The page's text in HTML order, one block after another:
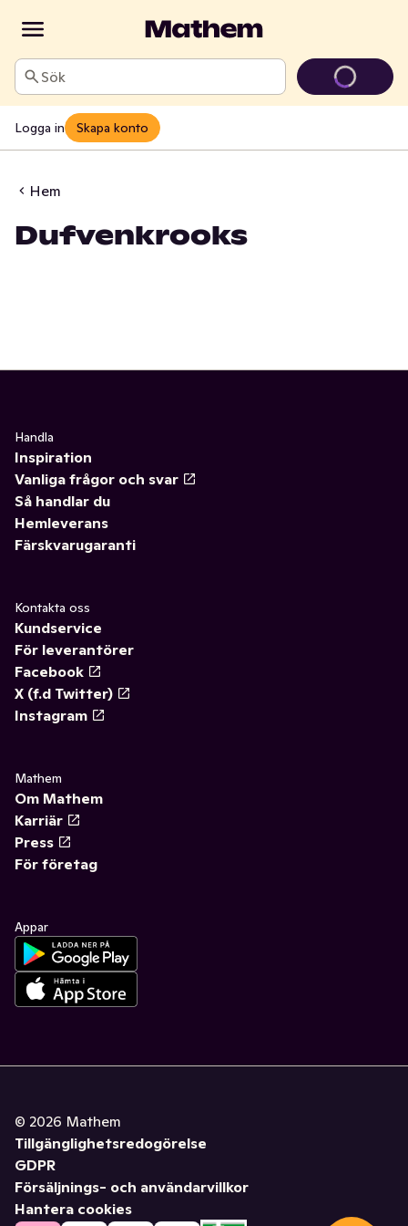
Sök
Logga in Skapa konto
Hem
Dufvenkrooks
Handla
Inspiration
Vanliga frågor och svar
Så handlar du
Hemleverans
Färskvarugaranti
Kontakta oss
Kundservice
För leverantörer
Facebook
X (f.d Twitter)
Instagram
Mathem
Om Mathem
Karriär
Press
För företag
Appar
© 2026 Mathem
Tillgänglighetsredogörelse
GDPR
Försäljnings- och användarvillkor
Hantera cookies